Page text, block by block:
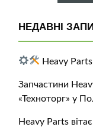
НЕДАВНІ
Heavy
Запчастини
«Техноторг» у
Heavy Parts